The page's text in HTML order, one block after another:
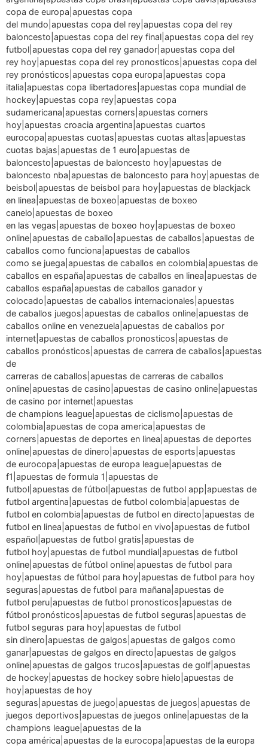
copa de europa|apuestas copa
del mundo|apuestas copa del rey|apuestas copa del rey
baloncesto|apuestas copa del rey final|apuestas copa del rey
futbol|apuestas copa del rey ganador|apuestas copa del
rey hoy|apuestas copa del rey pronosticos|apuestas copa del
rey pronósticos|apuestas copa europa|apuestas copa
italia|apuestas copa libertadores|apuestas copa mundial de
hockey|apuestas copa rey|apuestas copa
sudamericana|apuestas corners|apuestas corners
hoy|apuestas croacia argentina|apuestas cuartos
eurocopa|apuestas cuotas|apuestas cuotas altas|apuestas
cuotas bajas|apuestas de 1 euro|apuestas de
baloncesto|apuestas de baloncesto hoy|apuestas de
baloncesto nba|apuestas de baloncesto para hoy|apuestas de
beisbol|apuestas de beisbol para hoy|apuestas de blackjack
en linea|apuestas de boxeo|apuestas de boxeo
canelo|apuestas de boxeo
en las vegas|apuestas de boxeo hoy|apuestas de boxeo
online|apuestas de caballo|apuestas de caballos|apuestas de
caballos como funciona|apuestas de caballos
como se juega|apuestas de caballos en colombia|apuestas de
caballos en españa|apuestas de caballos en linea|apuestas de
caballos españa|apuestas de caballos ganador y
colocado|apuestas de caballos internacionales|apuestas
de caballos juegos|apuestas de caballos online|apuestas de
caballos online en venezuela|apuestas de caballos por
internet|apuestas de caballos pronosticos|apuestas de
caballos pronósticos|apuestas de carrera de caballos|apuestas
de
carreras de caballos|apuestas de carreras de caballos
online|apuestas de casino|apuestas de casino online|apuestas
de casino por internet|apuestas
de champions league|apuestas de ciclismo|apuestas de
colombia|apuestas de copa america|apuestas de
corners|apuestas de deportes en linea|apuestas de deportes
online|apuestas de dinero|apuestas de esports|apuestas
de eurocopa|apuestas de europa league|apuestas de
f1|apuestas de formula 1|apuestas de
futbol|apuestas de fútbol|apuestas de futbol app|apuestas de
futbol argentina|apuestas de futbol colombia|apuestas de
futbol en colombia|apuestas de futbol en directo|apuestas de
futbol en linea|apuestas de futbol en vivo|apuestas de futbol
español|apuestas de futbol gratis|apuestas de
futbol hoy|apuestas de futbol mundial|apuestas de futbol
online|apuestas de fútbol online|apuestas de futbol para
hoy|apuestas de fútbol para hoy|apuestas de futbol para hoy
seguras|apuestas de futbol para mañana|apuestas de
futbol peru|apuestas de futbol pronosticos|apuestas de
fútbol pronósticos|apuestas de futbol seguras|apuestas de
futbol seguras para hoy|apuestas de futbol
sin dinero|apuestas de galgos|apuestas de galgos como
ganar|apuestas de galgos en directo|apuestas de galgos
online|apuestas de galgos trucos|apuestas de golf|apuestas
de hockey|apuestas de hockey sobre hielo|apuestas de
hoy|apuestas de hoy
seguras|apuestas de juego|apuestas de juegos|apuestas de
juegos deportivos|apuestas de juegos online|apuestas de la
champions league|apuestas de la
copa américa|apuestas de la eurocopa|apuestas de la europa